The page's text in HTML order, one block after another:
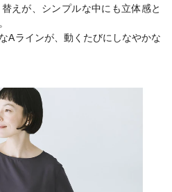
えが、シンプルな中にも立体感と
Aラインが、動くたびにしなやかな